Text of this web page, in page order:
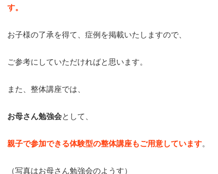
す。
お子様の了承を得て、症例を掲載いたしますので、
ご参考にしていただければと思います。
また、整体講座では、
お母さん勉強会として、
親子で参加できる体験型の整体講座もご用意しています。
（写真はお母さん勉強会のようす）